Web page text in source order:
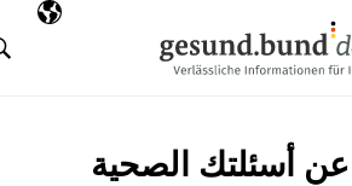
اللغة
البحث
أسئلتك الصحية